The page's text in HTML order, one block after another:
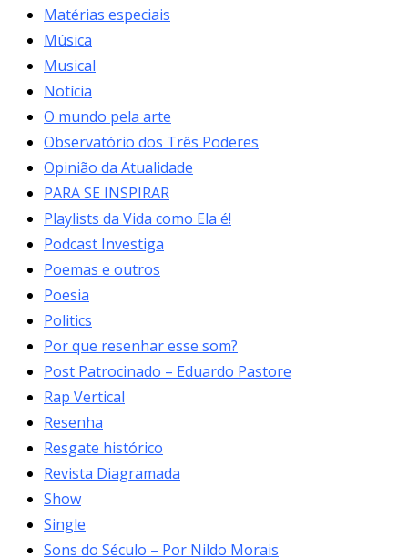
Matérias especiais
Música
Musical
Notícia
O mundo pela arte
Observatório dos Três Poderes
Opinião da Atualidade
PARA SE INSPIRAR
Playlists da Vida como Ela é!
Podcast Investiga
Poemas e outros
Poesia
Politics
Por que resenhar esse som?
Post Patrocinado – Eduardo Pastore
Rap Vertical
Resenha
Resgate histórico
Revista Diagramada
Show
Single
Sons do Século – Por Nildo Morais